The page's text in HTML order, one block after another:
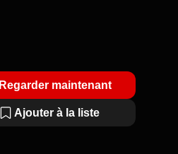
Regarder maintenant
Ajouter à la liste